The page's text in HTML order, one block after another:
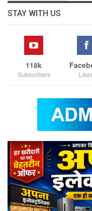
STAY WITH US
118k
Subscribers